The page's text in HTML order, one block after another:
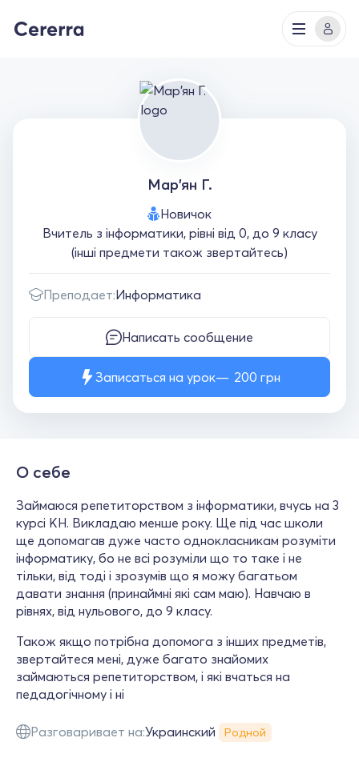
Мар'ян Г.
Новичок
Вчитель з інформатики, рівні від 0, до 9 класу
(інші предмети також звертайтесь)
Преподает:Информатика
Написать сообщение
Записаться на урок 200 грн
О себе
Займаюся репетиторством з інформатики, вчусь на 3
курсі КН. Викладаю менше року. Ще під час школи
ще допомагав дуже часто однокласникам розуміти
інформатику, бо не всі розуміли що то таке і не
тільки, від тоді і зрозумів що я можу багатьом
давати знання (принаймні які сам маю). Навчаю в
рівнях, від нульового, до 9 класу.
Також якщо потрібна допомога з інших предметів,
звертайтеся мені, дуже багато знайомих
займаються репетиторством, і які вчаться на
педадогічному і ні
Разговаривает на:Украинский Родной